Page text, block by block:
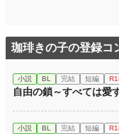
珈琲きの子の登録コ
小説 BL 完結 短編
自由の鎖～すべては愛
小説 BL 完結 短編